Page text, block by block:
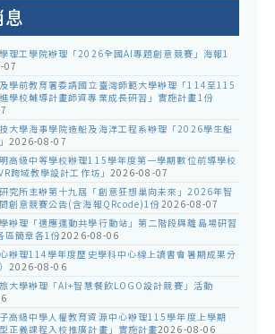
理工學院辦理「2026全國AI專題創意競賽」海報1
07
學前教育署委請國立臺灣師範大學辦理「114至115
學校輔導計畫師資專業成長研習」實施計畫1份
大學海事學院造船及海洋工程系辦理「2026學生船
2026-08-07
高級中等學校辦理115學年度第一學期數位前導學校
跨域教學設計工作坊」 2026-08-07
究所主辦第十九屆「創意狂想巢向未來」2026年智
創意競賽公告(含海報QRcode)1份2026-08-07
辦理「適應運動共學行動站」第二階段與離島場研習
區簡章各1份2026-08-06
辦理114學年度歷史學科中心線上讀書會暑期成果分
2026-08-06
大學辦理「AI+智慧餐飲LOGO設計競賽」活動
高級中學人權教育資源中心辦理115學年度上學期
正義課程入校推廣計畫」實施計畫2026-08-06